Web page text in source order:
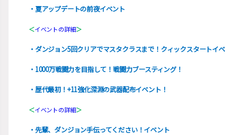
・夏アップデートの前夜イベント
＜イベントの詳細＞
・ダンジョン5回クリアでマスタクラスまで！クィックスタートイ
・1000万戦闘力を目指して！戦闘力ブースティング！
・歴代最初！+11強化深淵の武器配布イベント！
＜イベントの詳細＞
・先輩、ダンジョン手伝ってください！イベント